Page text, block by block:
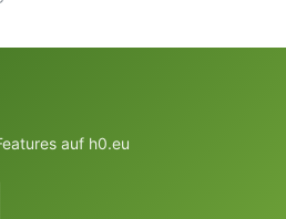
auf h0.eu